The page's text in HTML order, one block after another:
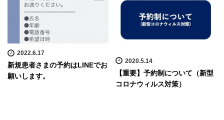
2022.6.17
新規患者さまの予約はLINEでお
願いします。
2020.5.14
【重要】予約制について（新型
コロナウィルス対策）